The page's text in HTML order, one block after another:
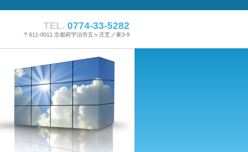
TEL. 0774-33-5282
〒611-0011 京都府宇治市五ヶ庄芝ノ東3-9